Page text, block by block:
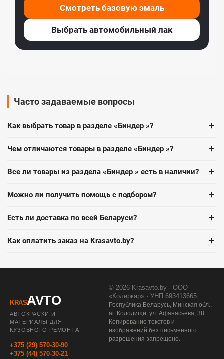
Смотреть базовую эмаль
Выбрать автомобильный лак
Часто задаваемые вопросы
Как выбрать товар в разделе «Биндер »? +
Чем отличаются товары в разделе «Биндер »? +
Все ли товары из раздела «Биндер » есть в наличии? +
Можно ли получить помощь с подбором? +
Есть ли доставка по всей Беларуси? +
Как оплатить заказ на Krasavto.by? +
KRASAVTO
АВТОКРАСКИ И
МАТЕРИАЛЫ ДЛЯ
КУЗОВНОГО РЕМОНТА
+375 (29) 570-30-90
+375 (44) 570-30-21
© 2026 Krasavto.by · ООО
«Колеркар» · УНП 693413665
Республика Беларусь, Минская обл.,
аг. Колодищи, ул. Афанасьева, 38
Копирование текстов и
изображений без письменного
разрешения запрещено.